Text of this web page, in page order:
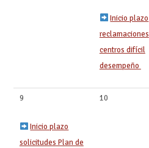
Inicio plazo
reclamaciones
centros difícil
desempeño
9
Inicio plazo
solicitudes Plan de
10